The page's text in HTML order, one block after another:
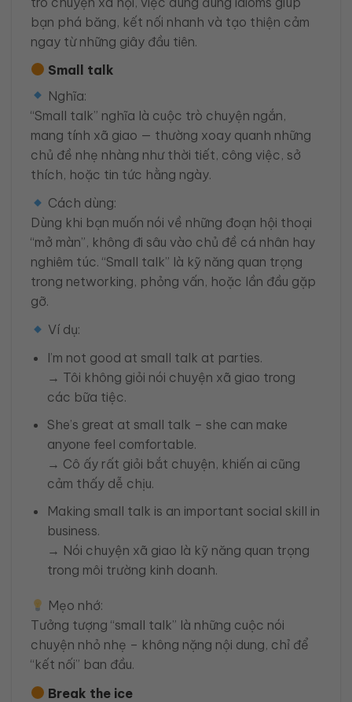
bạn phá băng, kết nối nhanh và tạo thiện cảm
ngay từ những giây đầu tiên.
Small talk
Nghĩa:
“Small talk” nghĩa là cuộc trò chuyện ngắn,
mang tính xã giao — thường xoay quanh những
chủ đề nhẹ nhàng như thời tiết, công việc, sở
thích, hoặc tin tức hằng ngày.
Cách dùng:
Dùng khi bạn muốn nói về những đoạn hội thoại
“mở màn”, không đi sâu vào chủ đề cá nhân hay
nghiêm túc. “Small talk” là kỹ năng quan trọng
trong networking, phỏng vấn, hoặc lần đầu gặp
gỡ.
Ví dụ:
I’m not good at small talk at parties.
→ Tôi không giỏi nói chuyện xã giao trong
các bữa tiệc.
She’s great at small talk – she can make
anyone feel comfortable.
→ Cô ấy rất giỏi bắt chuyện, khiến ai cũng
cảm thấy dễ chịu.
Making small talk is an important social skill in
business.
→ Nói chuyện xã giao là kỹ năng quan trọng
trong môi trường kinh doanh.
Mẹo nhớ:
Tưởng tượng “small talk” là những cuộc nói
chuyện nhỏ nhẹ – không nặng nội dung, chỉ để
“kết nối” ban đầu.
Break the ice